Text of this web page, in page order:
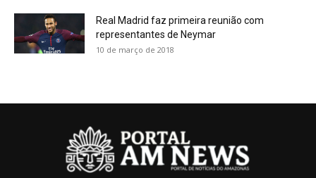
Real Madrid faz primeira reunião com
representantes de Neymar
10 de março de 2018